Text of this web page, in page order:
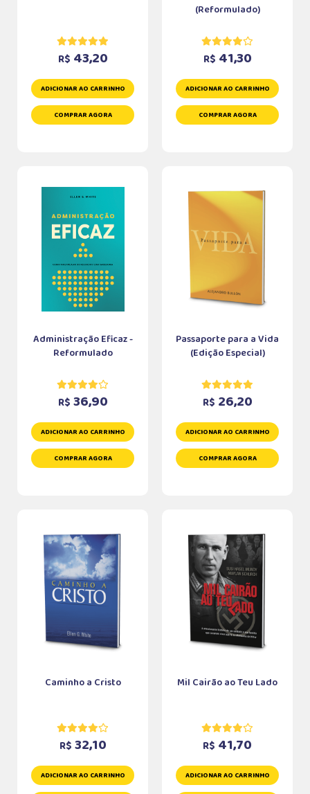
R$ 43,20
ADICIONAR AO CARRINHO
COMPRAR AGORA
(Reformulado)
R$ 41,30
ADICIONAR AO CARRINHO
COMPRAR AGORA
Administração Eficaz -
Reformulado
R$ 36,90
ADICIONAR AO CARRINHO
COMPRAR AGORA
Passaporte para a Vida
(Edição Especial)
R$ 26,20
ADICIONAR AO CARRINHO
COMPRAR AGORA
Caminho a Cristo
R$ 32,10
ADICIONAR AO CARRINHO
Mil Cairão ao Teu Lado
R$ 41,70
ADICIONAR AO CARRINHO